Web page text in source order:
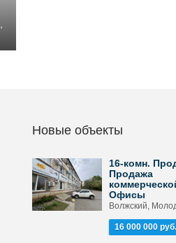
Новые объекты
16-комн.
Продажа
Офисы
Волжский,
16 000 000 руб.